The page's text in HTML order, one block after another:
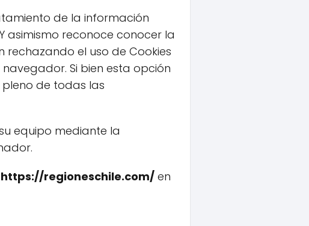
de la información
asimismo reconoce conocer la
el uso de Cookies
Si bien esta opción
de todas las
equipo mediante la
https://regioneschile.com/ en